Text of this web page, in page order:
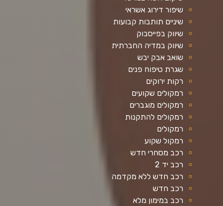
שיפור דירוג אשראי
שיניים תותבות קבועות
שיווק בפייסבוק
שיווק במדיה החברתית
שואב אבק יבש
שגרת טיפוח פנים
רקות ירוקים
רמקולים שקועים
רמקולים מוגברים
רמקולים להתקנות
רמקולים
רמקול שקוע
רכב מסחרי חדש
רכב יד 2
רכב חדש ללא מקדמה
רכב חדש
רכב במימון מלא